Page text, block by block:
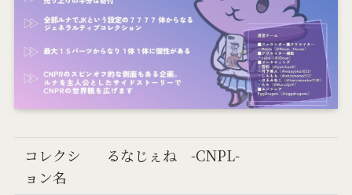
コレクシ
ョン名
るなじぇね -CNPL-